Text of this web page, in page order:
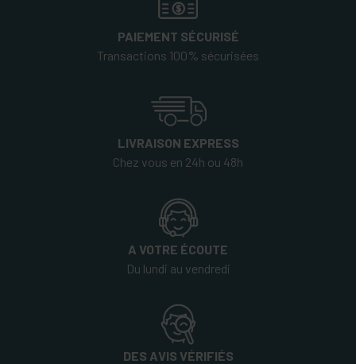
PAIEMENT SÉCURISÉ
Transactions 100% sécurisées
LIVRAISON EXPRESS
Chez vous en 24h ou 48h
A VOTRE ÉCOUTE
Du lundi au vendredi
DES AVIS VÉRIFIÉS